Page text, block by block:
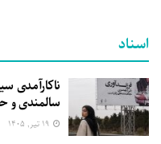
اسناد
ناکارآمدی
سالمندی و